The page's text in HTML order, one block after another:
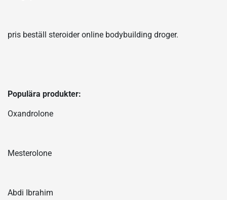
pris beställ steroider online bodybuilding droger.
Populära produkter:
Oxandrolone
Mesterolone
Abdi Ibrahim